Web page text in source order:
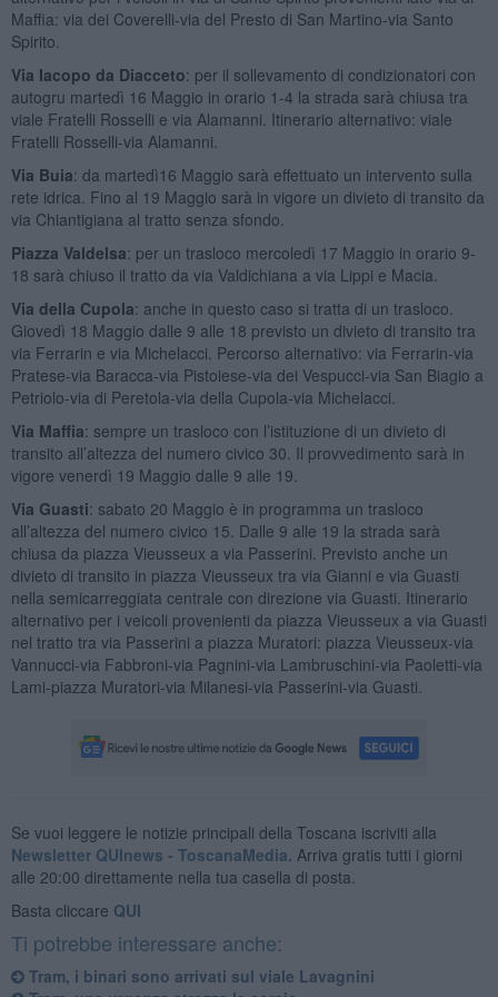
Maffia: via dei Coverelli-via del Presto di San Martino-via Santo
Spirito.
Via Iacopo da Diacceto: per il sollevamento di condizionatori con
autogru martedì 16 Maggio in orario 1-4 la strada sarà chiusa tra
viale Fratelli Rosselli e via Alamanni. Itinerario alternativo: viale
Fratelli Rosselli-via Alamanni.
Via Buia: da martedì16 Maggio sarà effettuato un intervento sulla
rete idrica. Fino al 19 Maggio sarà in vigore un divieto di transito da
via Chiantigiana al tratto senza sfondo.
Piazza Valdelsa: per un trasloco mercoledì 17 Maggio in orario 9-
18 sarà chiuso il tratto da via Valdichiana a via Lippi e Macia.
Via della Cupola: anche in questo caso si tratta di un trasloco.
Giovedì 18 Maggio dalle 9 alle 18 previsto un divieto di transito tra
via Ferrarin e via Michelacci. Percorso alternativo: via Ferrarin-via
Pratese-via Baracca-via Pistoiese-via dei Vespucci-via San Biagio a
Petriolo-via di Peretola-via della Cupola-via Michelacci.
Via Maffia: sempre un trasloco con l’istituzione di un divieto di
transito all’altezza del numero civico 30. Il provvedimento sarà in
vigore venerdì 19 Maggio dalle 9 alle 19.
Via Guasti: sabato 20 Maggio è in programma un trasloco
all’altezza del numero civico 15. Dalle 9 alle 19 la strada sarà
chiusa da piazza Vieusseux a via Passerini. Previsto anche un
divieto di transito in piazza Vieusseux tra via Gianni e via Guasti
nella semicarreggiata centrale con direzione via Guasti. Itinerario
alternativo per i veicoli provenienti da piazza Vieusseux a via Guasti
nel tratto tra via Passerini a piazza Muratori: piazza Vieusseux-via
Vannucci-via Fabbroni-via Pagnini-via Lambruschini-via Paoletti-via
Lami-piazza Muratori-via Milanesi-via Passerini-via Guasti.
Se vuoi leggere le notizie principali della Toscana iscriviti alla
Newsletter QUInews - ToscanaMedia. Arriva gratis tutti i giorni
alle 20:00 direttamente nella tua casella di posta.
Basta cliccare QUI
Ti potrebbe interessare anche:
Tram, i binari sono arrivati sul viale Lavagnini